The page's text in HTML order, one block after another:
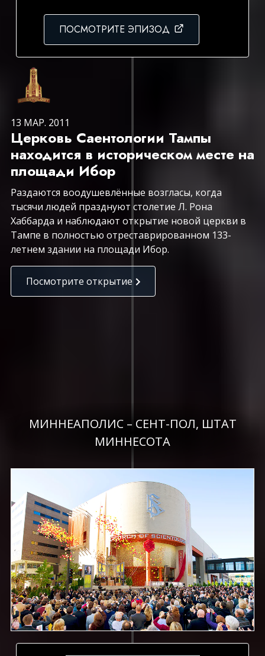
ПОСМОТРИТЕ ЭПИЗОД
13 МАР. 2011
Церковь Саентологии Тампы
находится в историческом месте на
площади Ибор
Раздаются воодушевлённые возгласы, когда
тысячи людей празднуют столетие Л. Рона
Хаббарда и наблюдают открытие новой церкви в
Тампе в полностью отреставрированном 133-
летнем здании на площади Ибор.
Посмотрите открытие
МИННЕАПОЛИС – СЕНТ-ПОЛ, ШТАТ
МИННЕСОТА